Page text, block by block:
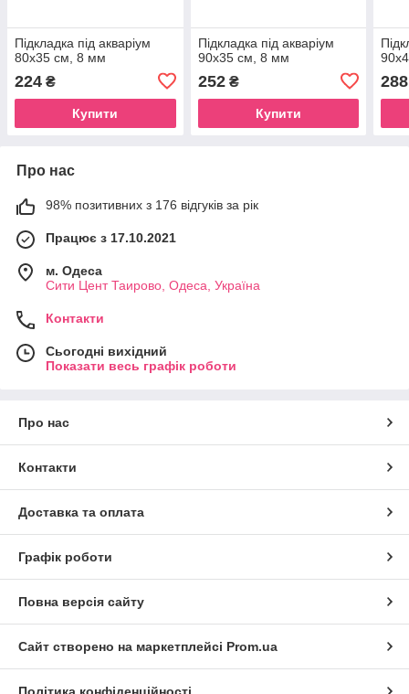
Підкладка під акваріум
80х35 см, 8 мм
224 ₴
Купити
Підкладка під акваріум
90х35 см, 8 мм
252₴
Купити
288
Про нас
98% позитивних з 176 відгуків за рік
Працює з 17.10.2021
м. Одеса
Сити Цент Таирово, Одеса, Україна
Контакти
Сьогодні вихідний
Показати весь графік роботи
Про нас
Контакти
Доставка та оплата
Графік роботи
Повна версія сайту
Сайт створено на маркетплейсі Prom.ua